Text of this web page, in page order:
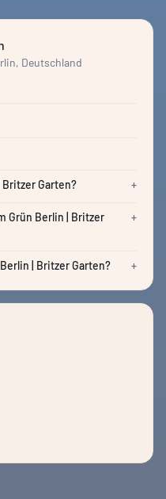
Deutschland
Garten? +
Grün Berlin | Britzer
+
| Britzer Garten? +